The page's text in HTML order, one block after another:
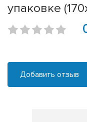
упаковке
Добавить отзыв